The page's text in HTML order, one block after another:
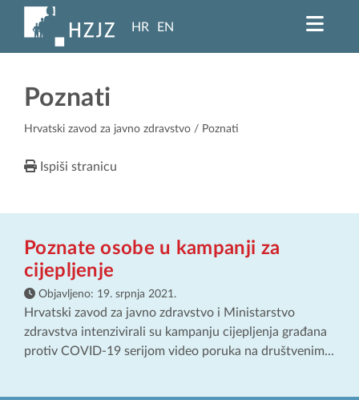
HR EN
Poznati
Hrvatski zavod za javno zdravstvo / Poznati
Ispiši stranicu
Poznate osobe u kampanji za
cijepljenje
Objavljeno: 19. srpnja 2021.
Hrvatski zavod za javno zdravstvo i Ministarstvo
zdravstva intenzivirali su kampanju cijepljenja građana
protiv COVID-19 serijom video poruka na društvenim...